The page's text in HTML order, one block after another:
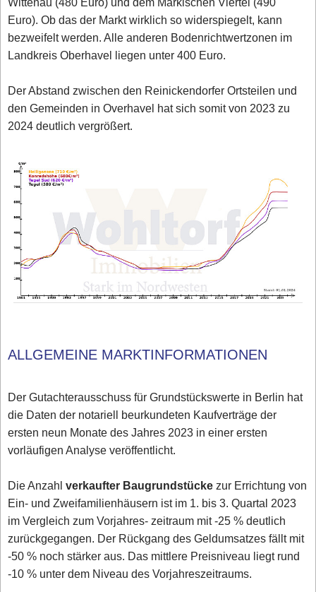
Euro). Ob das der Markt wirklich so widerspiegelt, kann
bezweifelt werden. Alle anderen Bodenrichtwertzonen im
Landkreis Oberhavel liegen unter 400 Euro.
Der Abstand zwischen den Reinickendorfer Ortsteilen und
den Gemeinden in Overhavel hat sich somit von 2023 zu
2024 deutlich vergrößert.
ALLGEMEINE MARKTINFORMATIONEN
Der Gutachterausschuss für Grundstückswerte in Berlin hat
die Daten der notariell beurkundeten Kaufverträge der
ersten neun Monate des Jahres 2023 in einer ersten
vorläufigen Analyse veröffentlicht.
Die Anzahlverkaufter Baugrundstückezur Errichtung von
Ein- und Zweifamilienhäusern ist im 1. bis 3. Quartal 2023
im Vergleich zum Vorjahres- zeitraum mit -25 % deutlich
zurückgegangen. Der Rückgang des Geldumsatzes fällt mit
-50 % noch stärker aus. Das mittlere Preisniveau liegt rund
-10 % unter dem Niveau des Vorjahreszeitraums.